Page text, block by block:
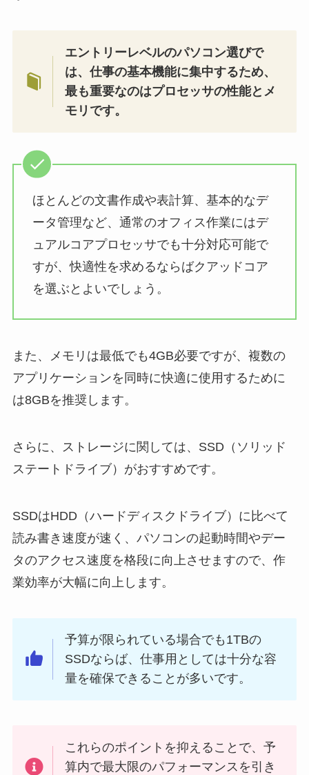
エントリーレベルのパソコン選びで
は、仕事の基本機能に集中するため、
最も重要なのはプロセッサの性能とメ
モリです。
ほとんどの文書作成や表計算、基本的なデ
ータ管理など、通常のオフィス作業にはデ
ュアルコアプロセッサでも十分対応可能で
すが、快適性を求めるならばクアッドコア
を選ぶとよいでしょう。
また、メモリは最低でも4GB必要ですが、複数の
アプリケーションを同時に快適に使用するために
は8GBを推奨します。
さらに、ストレージに関しては、SSD（ソリッド
ステートドライブ）がおすすめです。
SSDはHDD（ハードディスクドライブ）に比べて
読み書き速度が速く、パソコンの起動時間やデー
タのアクセス速度を格段に向上させますので、作
業効率が大幅に向上します。
予算が限られている場合でも1TBの
SSDならば、仕事用としては十分な容
量を確保できることが多いです。
これらのポイントを抑えることで、予
算内で最大限のパフォーマンスを引き